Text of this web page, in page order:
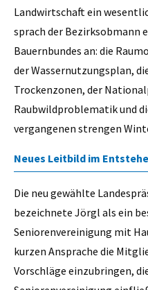
Landwirtschaft ein
sprach der Bezirksobmann
Bauernbundes an: die
der Wassernutzungsplan,
Trockenzonen, der
Raubwildproblematik und
vergangenen strengen
Neues Leitbild im
Die neu gewählte
bezeichnete Jörgl als ein
Seniorenvereinigung mit
kurzen Ansprache die
Vorschläge einzubringen,